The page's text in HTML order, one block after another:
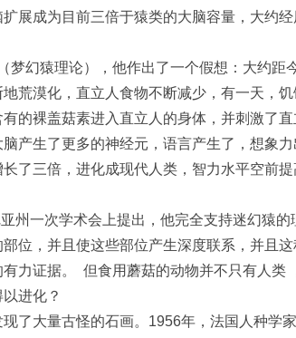
展成为目前三倍于猿类的大脑容量，大约
幻猿理论），他作出了一个假想：大约距
荒漠化，直立人食物不断减少，有一天，饥
的裸盖菇素进入直立人的身体，并刺激了直
产生了更多的神经元，语言产生了，想象
了三倍，进化成现代人类，智力水平空前提
一次学术会上提出，他完全支持迷幻猿的
位，并且使这些部位产生深度联系，并且这
力证据。 但食用蘑菇的动物并不只有人类
进化？
了大量古怪的石画。1956年，法国人种学